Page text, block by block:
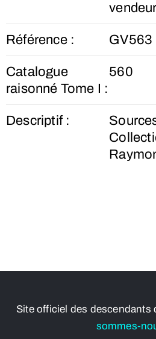
Référence : GV563
Catalogue
raisonné Tome I :
560
Descriptif :
Site officiel des descendants
sommes-